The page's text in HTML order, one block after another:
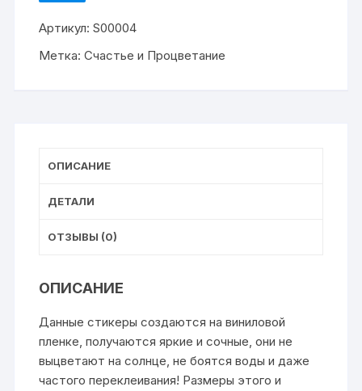
Артикул:S00004
Метка:Счастье и Процветание
ОПИСАНИЕ
ДЕТАЛИ
ОТЗЫВЫ (0)
ОПИСАНИЕ
Данные стикеры создаются на виниловой
пленке, получаются яркие и сочные, они не
выцветают на солнце, не боятся воды и даже
частого переклеивания! Размеры этого и